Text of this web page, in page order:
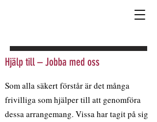
Hjälp till – Jobba med oss
Som alla säkert förstår är det många
frivilliga som hjälper till att genomföra
dessa arrangemang. Vissa har tagit på sig